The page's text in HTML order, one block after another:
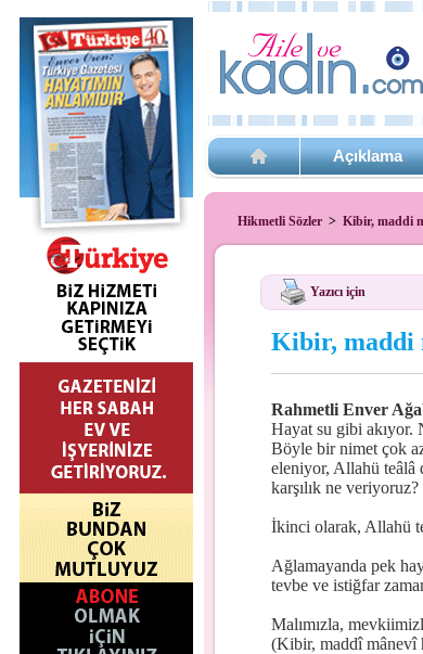
Açıklama
Hikmetli Sözler > Kibir, maddi
Yazıcı için
Kibir, maddi
Rahmetli Enver
Hayat su gibi akıyor.
Böyle bir nimet çok
eleniyor, Allahü teâlâ
karşılık ne
İkinci olarak, Allahü
Ağlamayanda pek
tevbe ve istiğfar
Malımızla,
(Kibir, maddî mânevî